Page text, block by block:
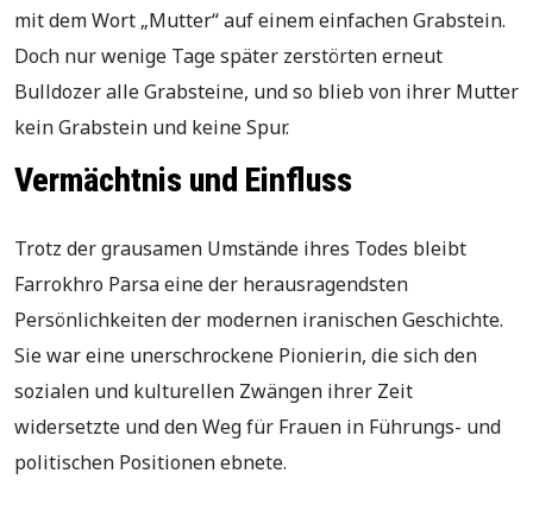
mit dem Wort „Mutter“ auf einem einfachen Grabstein.
Doch nur wenige Tage später zerstörten erneut
Bulldozer alle Grabsteine, und so blieb von ihrer Mutter
kein Grabstein und keine Spur.
Vermächtnis und Einfluss
Trotz der grausamen Umstände ihres Todes bleibt
Farrokhro Parsa eine der herausragendsten
Persönlichkeiten der modernen iranischen Geschichte.
Sie war eine unerschrockene Pionierin, die sich den
sozialen und kulturellen Zwängen ihrer Zeit
widersetzte und den Weg für Frauen in Führungs- und
politischen Positionen ebnete.